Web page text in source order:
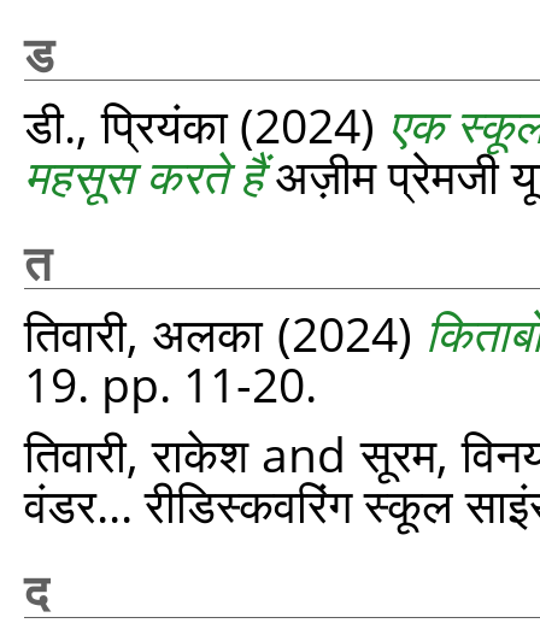
ड
डी., प्रियंका(2024) एक स्कूल
महसूस करते हैंअज़ीम प्रेमजी
त
तिवारी, अलका(2024)
19. pp. 11-20.
तिवारी, राकेशandसूरम,
वंडर... रीडिस्‍कवरिंग स्‍कूल
द